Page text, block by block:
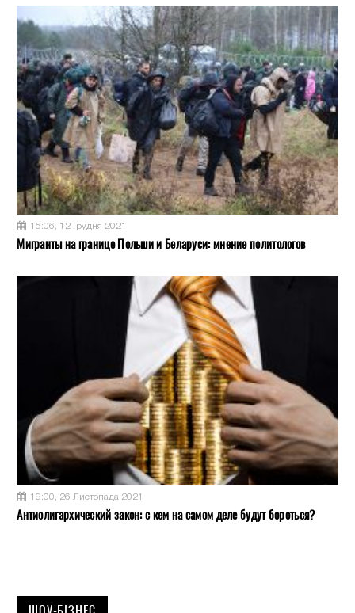
15:06, 12 Грудня 2021
Мигранты на границе Польши и Беларуси: мнение политологов
19:00, 26 Листопада 2021
Антиолигархический закон: с кем на самом деле будут бороться?